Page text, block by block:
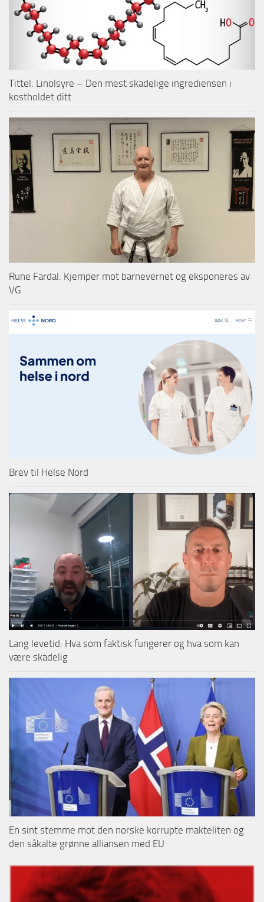
Tittel: Linolsyre – Den mest skadelige ingrediensen i
kostholdet ditt
Rune Fardal: Kjemper mot barnevernet og eksponeres av
VG
Brev til Helse Nord
Lang levetid: Hva som faktisk fungerer og hva som kan
være skadelig
En sint stemme mot den norske korrupte makteliten og
den såkalte grønne alliansen med EU